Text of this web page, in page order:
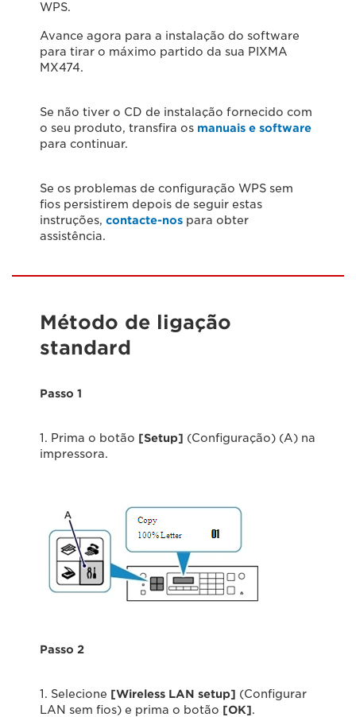
WPS.
Avance agora para a instalação do software
para tirar o máximo partido da sua PIXMA
MX474.
Se não tiver o CD de instalação fornecido com
o seu produto, transfira os manuais e software
para continuar.
Se os problemas de configuração WPS sem
fios persistirem depois de seguir estas
instruções, contacte-nos para obter
assistência.
Método de ligação
standard
Passo 1
1. Prima o botão [Setup] (Configuração) (A) na
impressora.
Passo 2
1. Selecione [Wireless LAN setup] (Configurar
LAN sem fios) e prima o botão [OK].